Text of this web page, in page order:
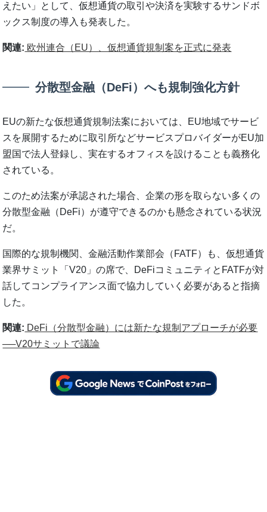
えたい」として、仮想通貨の取引や決済を実験するサンドボ
ックス制度の導入も発表した。
関連: 欧州連合（EU）、仮想通貨規制案を正式に発表
分散型金融（DeFi）へも規制強化方針
EUの新たな仮想通貨規制法案においては、EU地域でサービ
スを展開するために取引所などサービスプロバイダーがEU加
盟国で法人登録し、実在するオフィスを設けることも義務化
されている。
このため法案が承認された場合、企業の形を取らない多くの
分散型金融（DeFi）が遵守できるのかも懸念されている状況
だ。
国際的な規制機関、金融活動作業部会（FATF）も、仮想通貨
業界サミット「V20」の席で、DeFiコミュニティとFATFが対
話してコンプライアンス面で協力していく必要があると指摘
した。
関連: DeFi（分散型金融）には新たな規制アプローチが必要
──V20サミットで議論